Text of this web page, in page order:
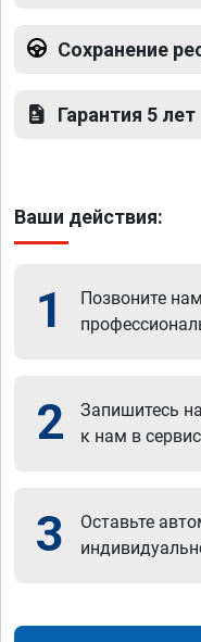
Сохранение
Гарантия 5 лет
Ваши действия:
1 Позвоните нам
2
Запишитесь
к нам в
3
Оставьте